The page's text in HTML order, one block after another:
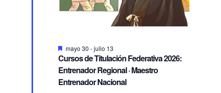
Cursos de Titulación Federativa 2026:
Entrenador Regional · Maestro
Entrenador Nacional
Destacado
mayo 30 -julio 13